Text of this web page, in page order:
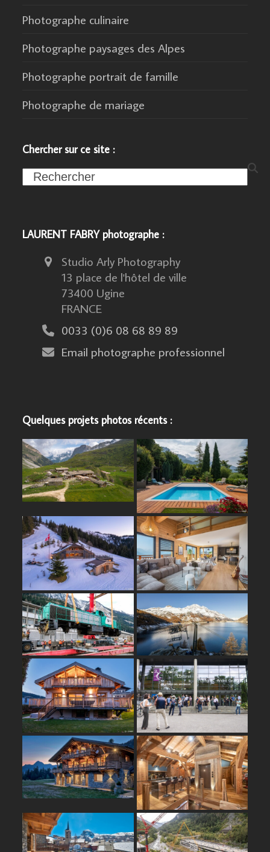
Photographe culinaire
Photographe paysages des Alpes
Photographe portrait de famille
Photographe de mariage
Chercher sur ce site :
Search
LAURENT FABRY photographe :
Studio Arly Photography
13 place de l'hôtel de ville
73400 Ugine
FRANCE
0033 (0)6 08 68 89 89
Email photographe professionnel
Quelques projets photos récents :